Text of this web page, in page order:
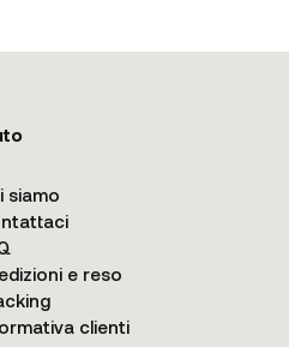
siamo
e reso
clienti